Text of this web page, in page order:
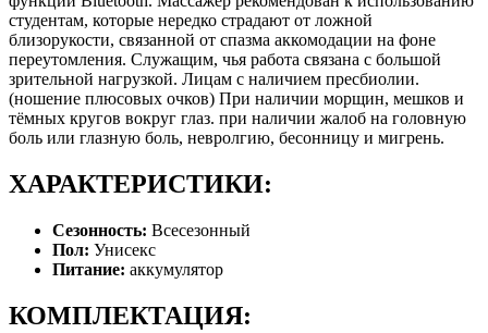
студентам, которые нередко страдают от ложной
близорукости, связанной от спазма аккомодации на фоне
переутомления. Служащим, чья работа связана с большой
зрительной нагрузкой. Лицам с наличием пресбиолии.
(ношение плюсовых очков) При наличии морщин, мешков и
тёмных кругов вокруг глаз. при наличии жалоб на головную
боль или глазную боль, невролгию, бесонницу и мигрень.
ХАРАКТЕРИСТИКИ:
Сезонность: Всесезонный
Пол: Унисекс
Питание: аккумулятор
КОМПЛЕКТАЦИЯ: